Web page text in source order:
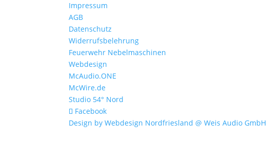
Impressum
AGB
Datenschutz
Widerrufsbelehrung
Feuerwehr Nebelmaschinen
Webdesign
McAudio.ONE
McWire.de
Studio 54° Nord
Facebook
Design by Webdesign Nordfriesland @ Weis Audio GmbH